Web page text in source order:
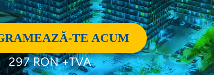
TE ACUM
297 RON +TVA